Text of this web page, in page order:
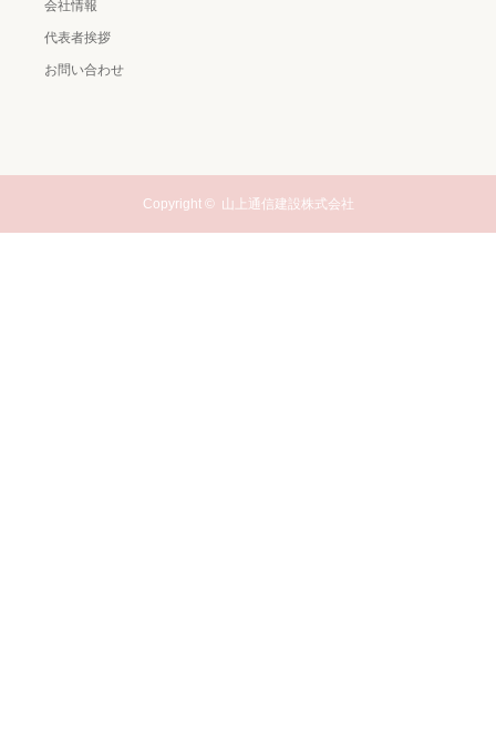
会社情報
代表者挨拶
お問い合わせ
Copyright © 山上通信建設株式会社